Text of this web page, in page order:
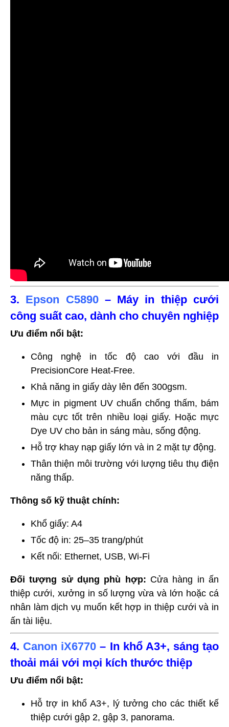
3. Epson C5890– Máy in thiệp cưới
công suất cao, dành cho chuyên nghiệp
Ưu điểm nổi bật:
Công nghệ in tốc độ cao với đầu in
PrecisionCore Heat-Free.
Khả năng in giấy dày lên đến 300gsm.
Mực in pigment UV chuẩn chống thấm, bám
màu cực tốt trên nhiều loại giấy. Hoặc mực
Dye UV cho bản in sáng màu, sống động.
Hỗ trợ khay nạp giấy lớn và in 2 mặt tự động.
Thân thiện môi trường với lượng tiêu thụ điện
năng thấp.
Thông số kỹ thuật chính:
Khổ giấy: A4
Tốc độ in: 25–35 trang/phút
Kết nối: Ethernet, USB, Wi-Fi
Đối tượng sử dụng phù hợp: Cửa hàng in ấn
thiệp cưới, xưởng in số lượng vừa và lớn hoặc cá
nhân làm dịch vụ muốn kết hợp in thiệp cưới và in
ấn tài liệu.
4. Canon iX6770 – In khổ A3+, sáng tạo
thoải mái với mọi kích thước thiệp
Ưu điểm nổi bật:
Hỗ trợ in khổ A3+, lý tưởng cho các thiết kế
thiệp cưới gập 2, gập 3, panorama.